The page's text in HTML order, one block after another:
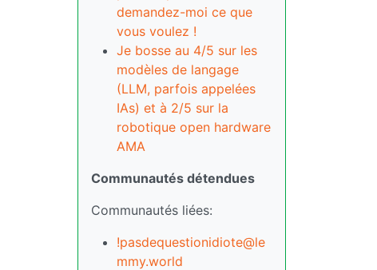
demandez-moi ce que
vous voulez !
Je bosse au 4/5 sur les
modèles de langage
(LLM, parfois appelées
IAs) et à 2/5 sur la
robotique open hardware
AMA
Communautés détendues
Communautés liées:
!pasdequestionidiote@le
mmy.world